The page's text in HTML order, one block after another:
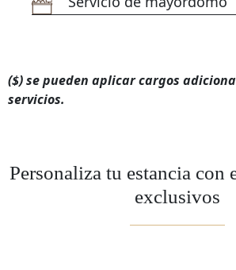
($) se pueden aplicar cargos
servicios.
Personaliza tu estancia con
exclusivos